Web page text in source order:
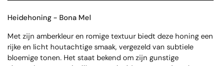
Heidehoning - Bona Mel
Met zijn amberkleur en romige textuur biedt deze honing een
rijke en licht houtachtige smaak, vergezeld van subtiele
bloemige tonen. Het staat bekend om zijn gunstige